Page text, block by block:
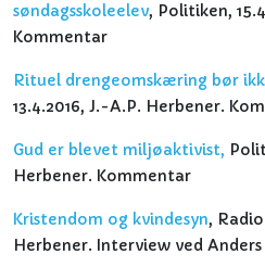
søndagsskoleelev, Politiken,
Kommentar
Rituel drengeomskæring bør
13.4.2016, J.-A.P. Herbener.
Gud er blevet miljøaktivist,
Herbener. Kommentar
Kristendom og kvindesyn,
Herbener. Interview ved